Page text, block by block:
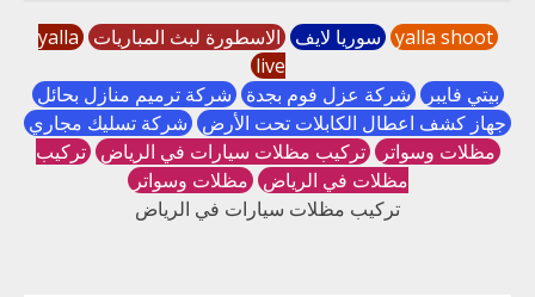
yalla shoot سوريا لايف الاسطورة لبث المباريات yalla
live
بيتي فايبر شركة عزل فوم بجدة شركة ترميم منازل بحائل
جهاز كشف اعطال الكابلات تحت الأرضشركة تسليك مجاري
مظلات وسواتر تركيب مظلات سيارات في الرياض تركيب
مظلات في الرياض مظلات وسواتر
تركيب مظلات سيارات في الرياض